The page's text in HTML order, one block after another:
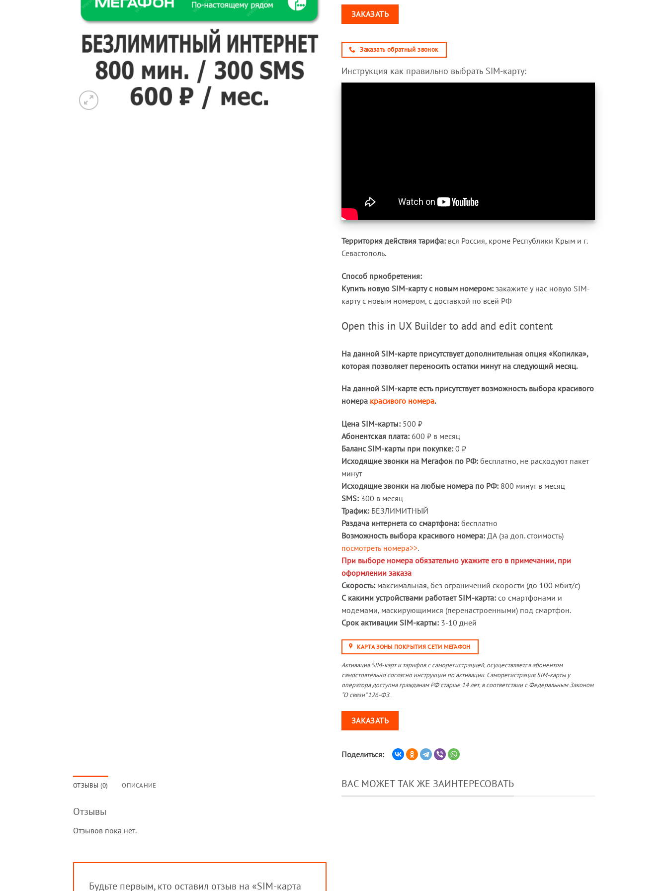
ЗАКАЗАТЬ
Заказать обратный звонок
Инструкция как правильно выбрать SIM-карту:
Территория действия тарифа: вся Россия, кроме Республики Крым и г.
Севастополь.
Способ приобретения:
Купить новую SIM-карту с новым номером: закажите у нас новую SIM-
карту с новым номером, с доставкой по всей РФ
Open this in UX Builder to add and edit content
На данной SIM-карте присутствует дополнительная опция «Копилка»,
которая позволяет переносить остатки минут на следующий месяц.
На данной SIM-карте есть присутствует возможность выбора красивого
номера красивого номера.
Цена SIM-карты: 500 ₽
Абонентская плата: 600 ₽ в месяц
Баланс SIM-карты при покупке: 0 ₽
Исходящие звонки на Мегафон по РФ: бесплатно, не расходуют пакет
минут
Исходящие звонки на любые номера по РФ: 800 минут в месяц
SMS: 300 в месяц
Трафик: БЕЗЛИМИТНЫЙ
Раздача интернета со смартфона: бесплатно
Возможность выбора красивого номера: ДА (за доп. стоимость)
посмотреть номера>>.
При выборе номера обязательно укажите его в примечании, при
оформлении заказа
Скорость: максимальная, без ограничений скорости (до 100 мбит/с)
С какими устройствами работает SIM-карта: со смартфонами и
модемами, маскирующимися (перенастроенными) под смартфон.
Срок активации SIM-карты: 3-10 дней
КАРТА ЗОНЫ ПОКРЫТИЯ СЕТИ МЕГАФОН
Активация SIM-карт и тарифов с саморегистрацией, осуществляется абонентом
самостоятельно согласно инструкции по активации. Саморегистрация SIM-карты у
оператора доступна гражданам РФ старше 14 лет, в соответствии с Федеральным Законом
“О связи” 126-ФЗ.
ЗАКАЗАТЬ
Поделиться:
ОТЗЫВЫ (0) ОПИСАНИЕ
Отзывы
Отзывов пока нет.
Будьте первым, кто оставил отзыв на «SIM-карта
ВАС МОЖЕТ ТАК ЖЕ ЗАИНТЕРЕСОВАТЬ